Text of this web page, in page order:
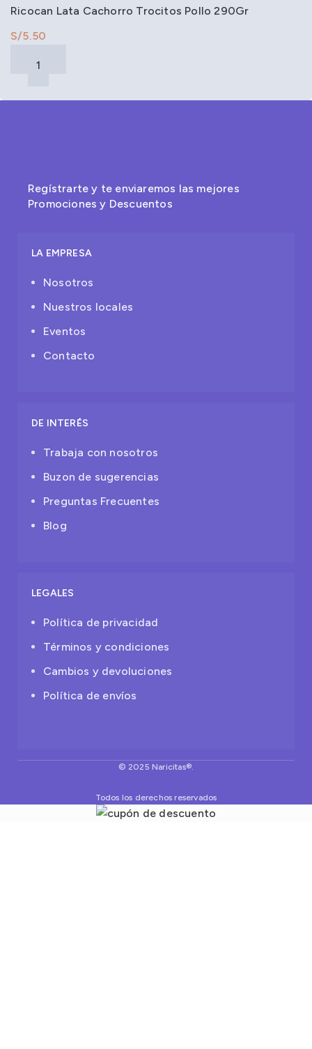
Ricocan Lata Cachorro Trocitos Pollo 290Gr
S/
Regístrarte y te enviaremos las mejores
Promociones y Descuentos
LA EMPRESA
Nosotros
Nuestros locales
Eventos
Contacto
DE INTERÉS
Trabaja con nosotros
Buzon de sugerencias
Preguntas Frecuentes
Blog
LEGALES
Política de privacidad
Términos y condiciones
Cambios y devoluciones
Política de envíos
© 2025 Naricitas®.
Todos los derechos reservados